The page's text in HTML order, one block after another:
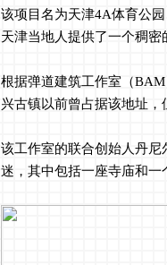
该项目名为天津4A体育公
天津当地人提供了一个稠密
根据弹道建筑工作室（
兴古镇以前曾占据该地址，
该工作室的联合创始人丹尼
迷，其中包括一座寺庙和一